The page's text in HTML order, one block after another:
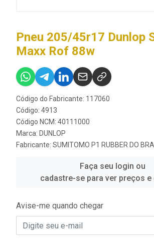
Pneu 205/45r17 Dunlop
Maxx Rof 88w
Código do Fabricante: 117060
Código: 4913
Código NCM: 40111000
Marca: DUNLOP
Fabricante: SUMITOMO P1 RUBBER DO
Faça seu login ou
cadastre-se para ver preços
Avise-me quando chegar